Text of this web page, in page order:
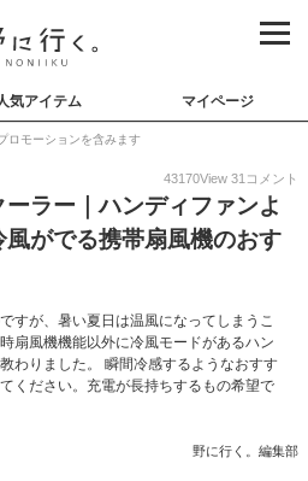
人気アイテム マイページ
ロモーションを含みます
43170View 31 コメント
ラー｜ハンディファンよ
風がでる携帯扇風機のおす
すが、暑い夏日は温風になってしまうこ
扇風機機能以外に冷風モードがあるハン
わりました。 瞬間冷感するようなおすす
ください。充電が長持ちするもの希望で
野に行く。編集部